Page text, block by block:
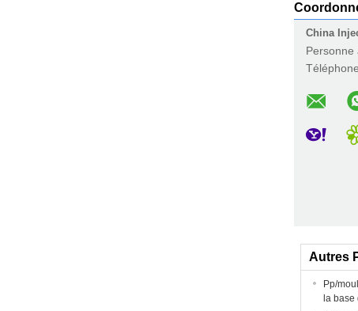
China
Personne
Autres
Pp/
la